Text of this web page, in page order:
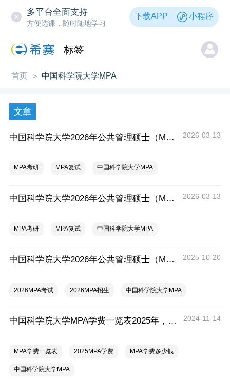
多平台全面支持
方便选课，随时随地学习
下载APP 小程序
标签
首页 > 中国科学院大学MPA
文章
中国科学院大学2026年公共管理硕士（MPA）考生复试资格 2026-03-13
MPA考研 MPA复试 中国科学院大学MPA
中国科学院大学2026年公共管理硕士（MPA）研究生复试规程 2026-03-13
MPA考研 MPA复试 中国科学院大学MPA
中国科学院大学2026年公共管理硕士（MPA）招生章程 2025-10-20
2026MPA考试 2026MPA招生 中国科学院大学MPA
中国科学院大学MPA学费一览表2025年，一年多少钱？ 2024-11-14
MPA学费一览表 2025MPA学费 MPA学费多少钱
中国科学院大学MPA